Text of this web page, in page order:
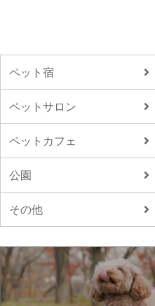
ペット宿
ペットサロン
ペットカフェ
公園
その他